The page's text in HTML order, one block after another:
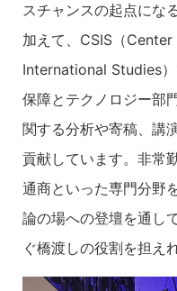
スチャンスの起点にな
加えて、CSIS（
International Studies
保障とテクノロジー部
関する分析や寄稿、講
貢献しています。非常
通商といった専門分野
論の場への登壇を通し
ぐ橋渡しの役割を担え